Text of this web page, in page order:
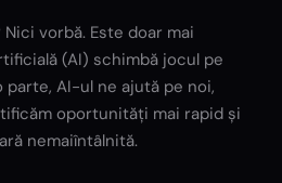
vorbă. Este doar mai
(AI) schimbă jocul pe
parte, AI-ul ne ajută pe noi,
oportunități mai rapid și
nemaiîntâlnită.